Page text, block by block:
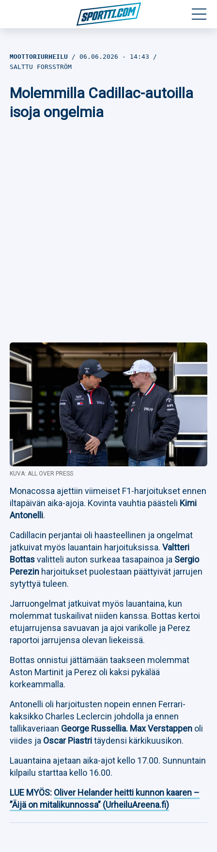
Jalkapallo
Yleisurheilu
MOOTTORIURHEILU 06.06.2026 - 14:43
SALTTU FORSSTRÖM
Molemmilla Cadillac-autoilla
isoja ongelmia
KUVA: ALL OVER PRESS
Monacossa ajettiin viimeiset F1-harjoitukset ennen
iltapäivän aika-ajoja. Kovinta vauhtia päästeli Kimi
Antonelli.
Cadillacin perjantai oli haasteellinen ja ongelmat
jatkuivat myös lauantain harjoituksissa. Valtteri
Bottasvalitteli auton surkeaa tasapainoa ja Sergio
Perezin harjoitukset puolestaan päättyivät jarrujen
sytyttyä tuleen.
Jarruongelmat jatkuivat myös lauantaina, kun
molemmat tuskailivat niiden kanssa. Bottas kertoi
etujarrujensa savuavan ja ajoi varikolle ja Perez
raportoi jarrujensa olevan liekeissä.
Bottas onnistui jättämään taakseen molemmat
Aston Martinit ja Perez oli kaksi pykälää
korkeammalla.
Antonelli oli harjoitusten nopein ennen Ferrari-
kaksikko Charles Leclercin johdolla ja ennen
tallikaveriaan George Russellia. Max Verstappen oli
viides ja Oscar Piastritäydensi kärkikuusikon.
Lauantaina ajetaan aika-ajot kello 17.00. Sunnuntain
kilpailu starttaa kello 16.00.
LUE MYÖS: Oliver Helander heitti kunnon kaaren –
”Äijä on mitalikunnossa” (UrheiluAreena.fi)